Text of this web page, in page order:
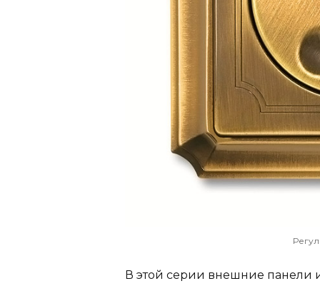
В этой серии внешние панели